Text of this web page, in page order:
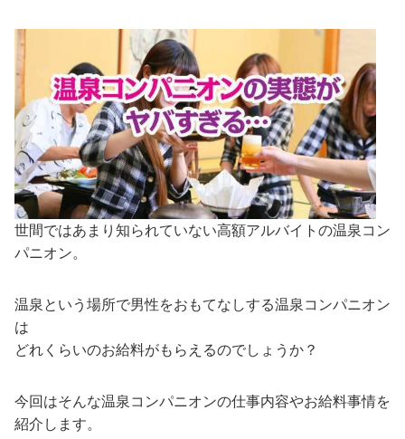
世間ではあまり知られていない高額アルバイトの温泉コン
パニオン。
温泉という場所で男性をおもてなしする温泉コンパニオン
は
どれくらいのお給料がもらえるのでしょうか？
今回はそんな温泉コンパニオンの仕事内容やお給料事情を
紹介します。